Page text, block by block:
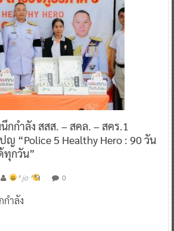
กกำลัง สสส. – สคล. – สคร.1
ญ “Police 5 Healthy Hero : 90 วัน
ทุกวัน”
^ jo ^ 0
ำลัง